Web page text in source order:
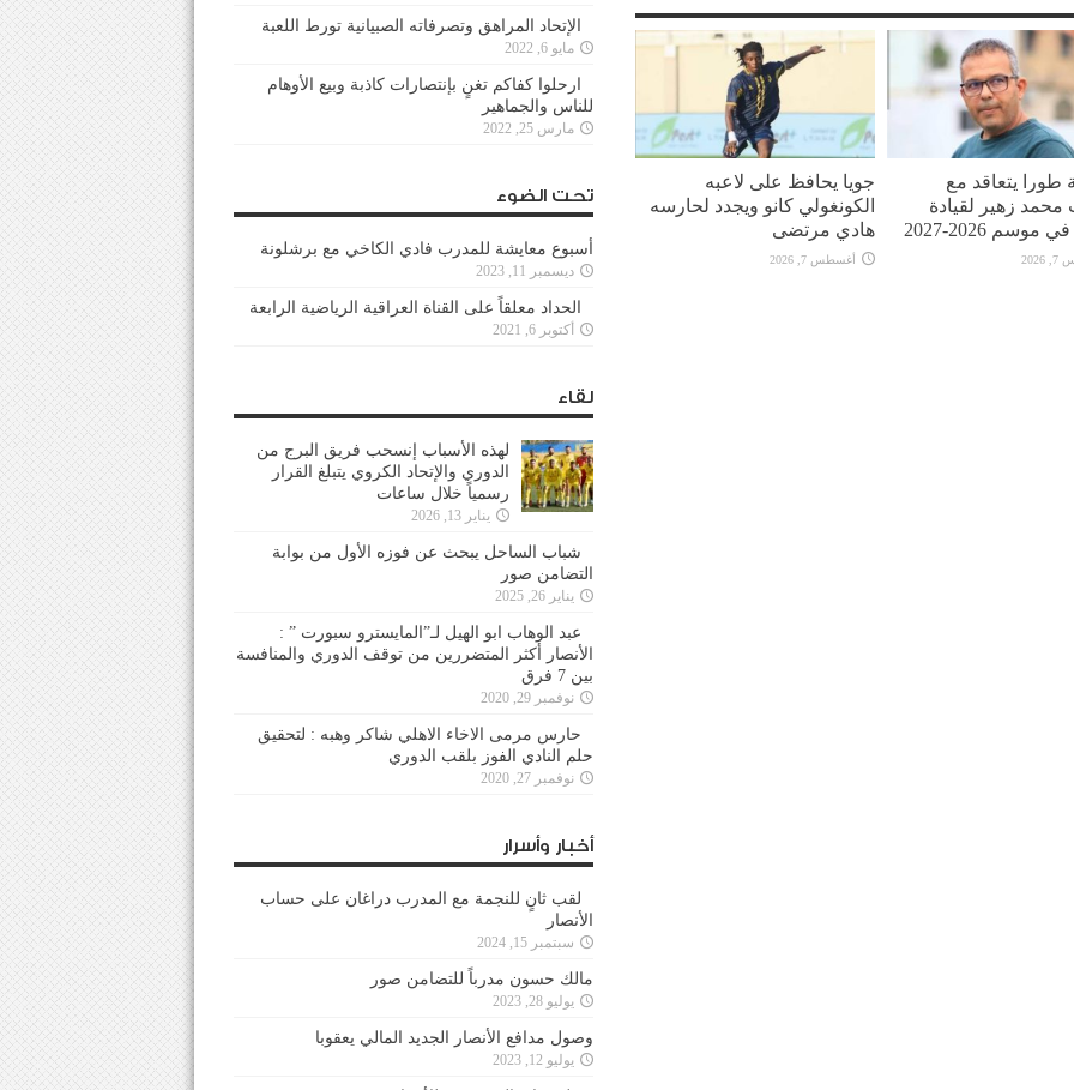
طورا يتعاقد مع
محمد زهير لقيادة
موسم 2026-2027
جويا يحافظ على لاعبه
الكونغولي كانو ويجدد لحارسه
هادي مرتضى
أغسطس 7, 2026
الإتحاد المراهق وتصرفاته الصبيانية تورط اللعبة
مايو 6, 2022
ارحلوا كفاكم تغنٍ بإنتصارات كاذبة وبيع الأوهام
للناس والجماهير
مارس 25, 2022
تحت الضوء
أسبوع معايشة للمدرب فادي الكاخي مع برشلونة
ديسمبر 11, 2023
الحداد معلقاً على القناة العراقية الرياضية الرابعة
أكتوبر 6, 2021
لقاء
لهذه الأسباب إنسحب فريق البرج من
الدوري والإتحاد الكروي يتبلغ القرار
رسمياً خلال ساعات
يناير 13, 2026
شباب الساحل يبحث عن فوزه الأول من بوابة
التضامن صور
يناير 26, 2025
عبد الوهاب ابو الهيل لـ”المايسترو سبورت ” :
الأنصار أكثر المتضررين من توقف الدوري والمنافسة
بين 7 فرق
نوفمبر 29, 2020
حارس مرمى الاخاء الاهلي شاكر وهبه : لتحقيق
حلم النادي الفوز بلقب الدوري
نوفمبر 27, 2020
أخبار وأسرار
لقب ثانٍ للنجمة مع المدرب دراغان على حساب
الأنصار
سبتمبر 15, 2024
مالك حسون مدرباً للتضامن صور
يوليو 28, 2023
وصول مدافع الأنصار الجديد المالي يعقوبا
يوليو 12, 2023